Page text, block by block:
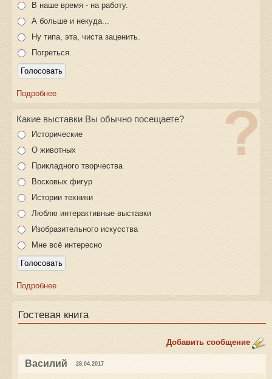
В наше время - на работу.
А больше и некуда...
Ну типа, эта, чиста заценить.
Погреться.
Подробнее
Какие выставки Вы обычно посещаете?
Исторические
О животных
Прикладного творчества
Восковых фигур
Истории техники
Люблю интерактивные выставки
Изобразительного искусства
Мне всё интересно
Подробнее
Гостевая книга
Добавить сообщение
Василий 28.04.2017